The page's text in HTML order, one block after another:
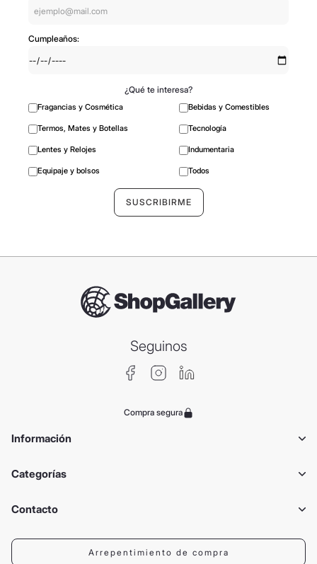
Cumpleaños:
¿Qué te interesa?
Fragancias y Cosmética Bebidas y Comestibles
Termos, Mates y Botellas Tecnología
Lentes y Relojes Indumentaria
Equipaje y bolsos Todos
Seguinos
Compra segura
Información
Categorías
Contacto
Arrepentimiento de compra